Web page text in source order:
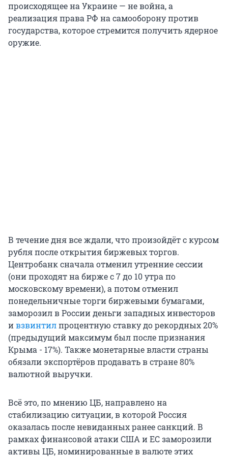
происходящее на Украине — не война, а
реализация права РФ на самооборону против
государства, которое стремится получить ядерное
оружие.
В течение дня все ждали, что произойдёт с курсом
рубля после открытия биржевых торгов.
Центробанк сначала отменил утренние сессии
(они проходят на бирже с 7 до 10 утра по
московскому времени), а потом отменил
понедельничные торги биржевыми бумагами,
заморозил в России деньги западных инвесторов
ивзвинтилпроцентную ставку до рекордных 20%
(предыдущий максимум был после признания
Крыма - 17%). Также монетарные власти страны
обязали экспортёров продавать в стране 80%
валютной выручки.
Всё это, по мнению ЦБ, направлено на
стабилизацию ситуации, в которой Россия
оказалась после невиданных ранее санкций. В
рамках финансовой атаки США и ЕС заморозили
активы ЦБ, номинированные в валюте этих